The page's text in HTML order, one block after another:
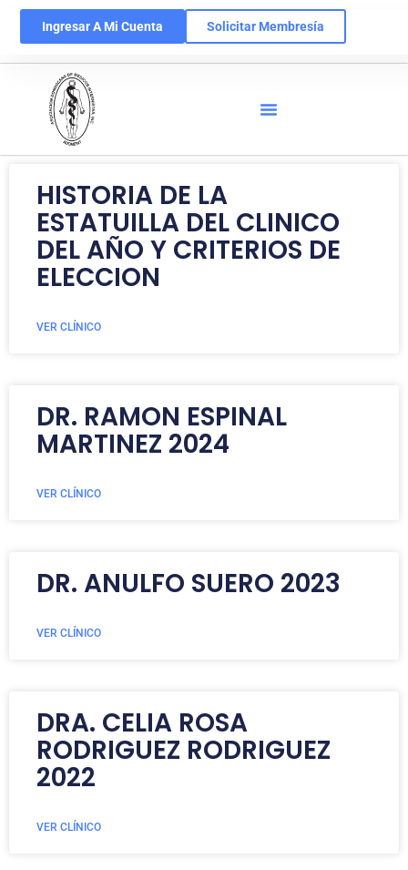
Ingresar A Mi Cuenta Solicitar Membresía
HISTORIA DE LA
ESTATUILLA DEL CLINICO
DEL AÑO Y CRITERIOS DE
ELECCION
VER CLÍNICO
DR. RAMON ESPINAL
MARTINEZ 2024
VER CLÍNICO
DR. ANULFO SUERO 2023
VER CLÍNICO
DRA. CELIA ROSA
RODRIGUEZ RODRIGUEZ
2022
VER CLÍNICO